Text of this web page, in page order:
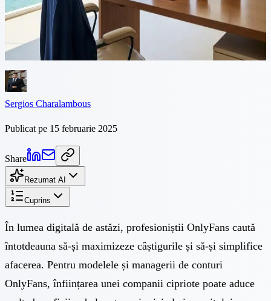
În lumea digitală de astăzi, profesioniștii OnlyFans caută mereu să-și
maximizeze câștigurile și să-și eficientizeze afacerea. Pentru
modelele și managerii de conturi OnlyFans, înființarea unei
companii cipriote...
Sergios Charalambous
Publicat pe 15 februarie 2025
Share
Rezumat AI
Cuprins
În lumea digitală de astăzi, profesioniștii OnlyFans caută
întotdeauna să-și maximizeze câștigurile și să-și simplifice
afacerea. Pentru modelele și managerii de conturi
OnlyFans,înființarea unei companii cipriote poate aduce